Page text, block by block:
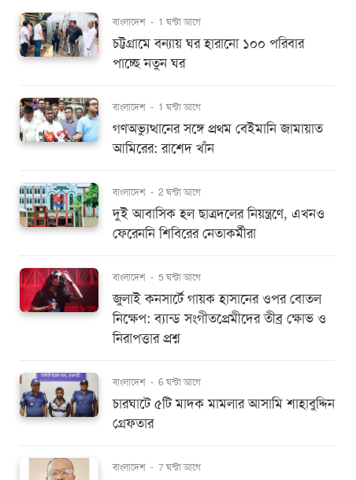
বাংলাদেশ - 1 ঘন্টা আগে
চট্টগ্রামে বন্যায় ঘর হারানো ১০০ পরিবার
পাচ্ছে নতুন ঘর
বাংলাদেশ - 1 ঘন্টা আগে
গণঅভ্যুত্থানের সঙ্গে প্রথম বেইমানি জামায়াত
আমিরের: রাশেদ খাঁন
বাংলাদেশ - 2 ঘন্টা আগে
দুই আবাসিক হল ছাত্রদলের নিয়ন্ত্রণে, এখনও
ফেরেননি শিবিরের নেতাকর্মীরা
বাংলাদেশ - 5 ঘন্টা আগে
জুলাই কনসার্টে গায়ক হাসানের ওপর বোতল
নিক্ষেপ: ব্যান্ড সংগীতপ্রেমীদের তীব্র ক্ষোভ ও
নিরাপত্তার প্রশ্ন
বাংলাদেশ - 6 ঘন্টা আগে
চারঘাটে ৫টি মাদক মামলার আসামি শাহাবুদ্দিন
গ্রেফতার
বাংলাদেশ - 7 ঘন্টা আগে